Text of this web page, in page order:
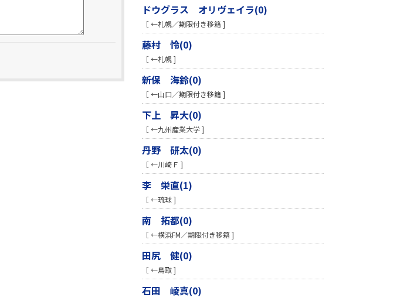
ドウグラス オリヴェイラ(0)
［ ←札幌／期限付き移籍 ]
藤村 怜(0)
［ ←札幌 ]
新保 海鈴(0)
［ ←山口／期限付き移籍 ]
下上 昇大(0)
［ ←九州産業大学 ]
丹野 研太(0)
［ ←川崎Ｆ ]
李 栄直(1)
［ ←琉球 ]
南 拓都(0)
［ ←横浜FM／期限付き移籍 ]
田尻 健(0)
［ ←鳥取 ]
石田 崚真(0)